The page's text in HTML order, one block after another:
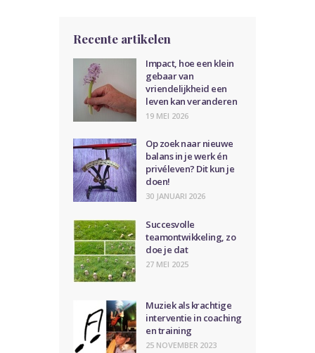
Recente artikelen
Impact, hoe een klein
gebaar van
vriendelijkheid een
leven kan veranderen
19 MEI 2026
Op zoek naar nieuwe
balans in je werk én
privéleven? Dit kun je
doen!
30 JANUARI 2026
Succesvolle
teamontwikkeling, zo
doe je dat
27 MEI 2025
Muziek als krachtige
interventie in coaching
en training
25 NOVEMBER 2023